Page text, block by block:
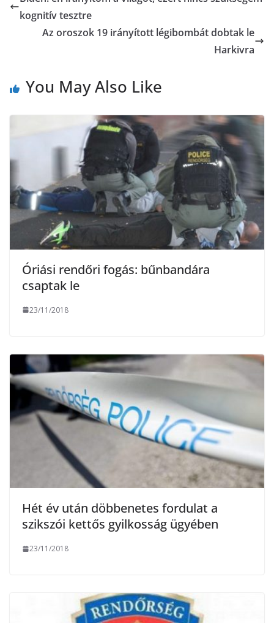
o
e
kognitív tesztre
Az oroszok 19 irányított légibombát dobtak le
Harkivra
You May Also Like
Óriási rendőri fogás: bűnbandára
csaptak le
23/11/2018
Hét év után döbbenetes fordulat a
szikszói kettős gyilkosság ügyében
23/11/2018